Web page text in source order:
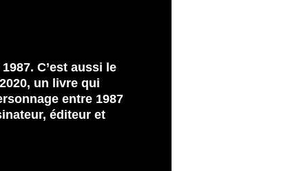
C’est aussi le
un livre qui
entre 1987
éditeur et